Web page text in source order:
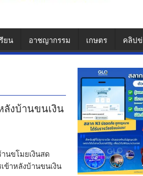
ยน อาชญากรรม เกษตร คลิป
ลังบ้านขนเงิน
นขโมยเงินสด
ข้าหลังบ้านขนเงิน